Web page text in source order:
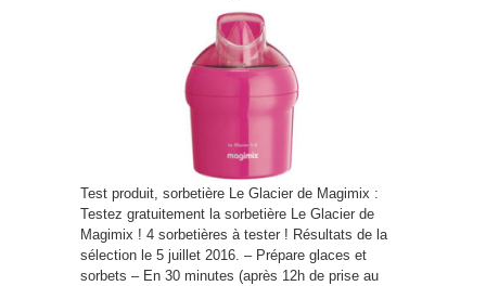
Test produit, sorbetière Le Glacier de Magimix :
Testez gratuitement la sorbetière Le Glacier de
Magimix ! 4 sorbetières à tester ! Résultats de la
sélection le 5 juillet 2016. – Prépare glaces et
sorbets – En 30 minutes (après 12h de prise au